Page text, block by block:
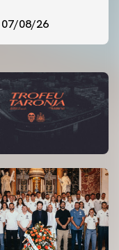
07/08/26
7/8/2026